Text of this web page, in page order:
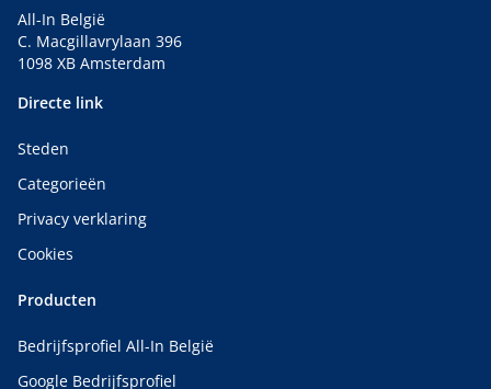
All-In België
C. Macgillavrylaan 396
1098 XB Amsterdam
Directe link
Steden
Categorieën
Privacy verklaring
Cookies
Producten
Bedrijfsprofiel All-In België
Google Bedrijfsprofiel